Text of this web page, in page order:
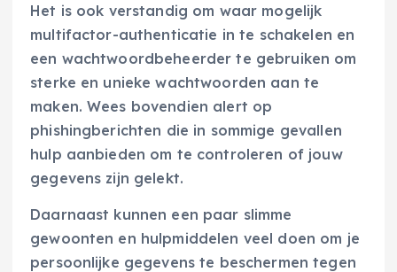
Het is ook verstandig om waar mogelijk
multifactor-authenticatie in te schakelen en
een wachtwoordbeheerder te gebruiken om
sterke en unieke wachtwoorden aan te
maken. Wees bovendien alert op
phishingberichten die in sommige gevallen
hulp aanbieden om te controleren of jouw
gegevens zijn gelekt.
Daarnaast kunnen een paar slimme
gewoonten en hulpmiddelen veel doen om je
persoonlijke gegevens te beschermen tegen